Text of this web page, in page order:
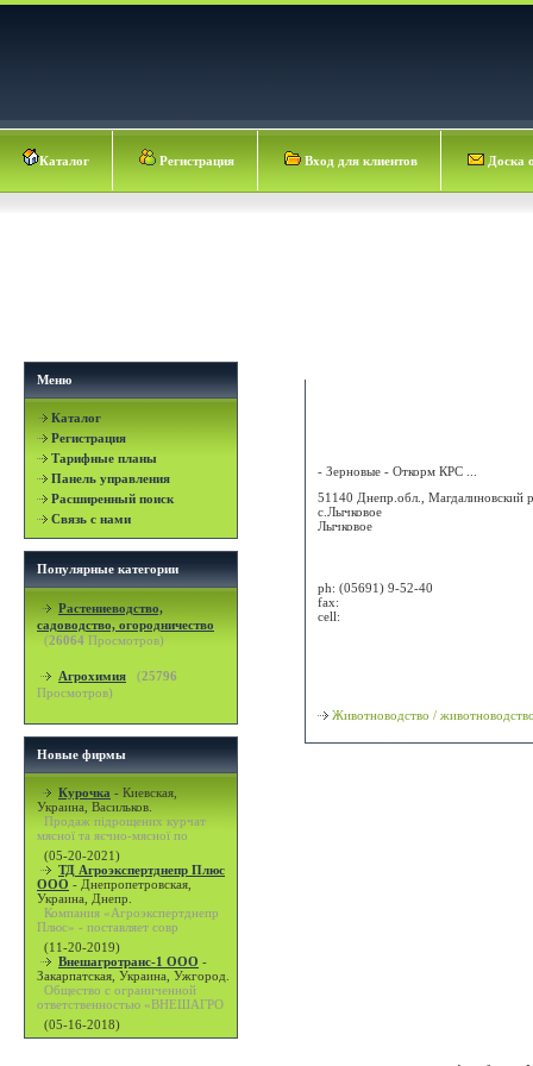
Каталог Регистрация Вход для клиентов Доска
Меню
Каталог
Регистрация
Тарифные планы
Панель управления
Расширенный поиск
Связь с нами
Популярные категории
Растениеводство,
садоводство, огородничество
(26064 Просмотров)
Агрохимия (25796
Просмотров)
Новые фирмы
Курочка - Киевская,
Украина, Васильков.
Продаж підрощених курчат
мясної та яєчно-мясної по
(05-20-2021)
ТД Агроэкспертднепр Плюс
ООО - Днепропетровская,
Украина, Днепр.
Компания «Агроэкспертднепр
Плюс» - поставляет совр
(11-20-2019)
Внешагротранс-1 ООО -
Закарпатская, Украина, Ужгород.
Общество с ограниченной
ответственностью «ВНЕШАГРО
(05-16-2018)
- Зерновые - Откорм КРС ...
51140 Днепр.обл., Магдалиновский
с.Лычковое
Лычковое
ph: (05691) 9-52-40
fax:
cell:
Животноводство /